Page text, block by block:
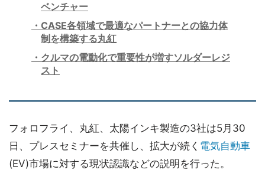
ベンチャー
CASE各領域で最適なパートナーとの協力体
制を構築する丸紅
クルマの電動化で重要性が増すソルダーレジ
スト
フォロフライ、丸紅、太陽インキ製造の3社は5月30
日、プレスセミナーを共催し、拡大が続く 電気自動車
(EV)市場に対する現状認識などの説明を行った。